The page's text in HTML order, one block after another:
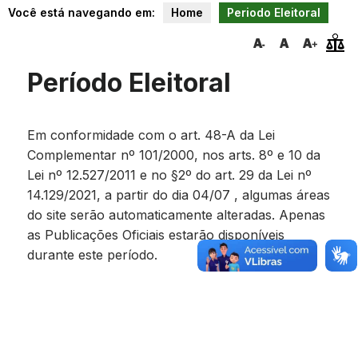
Você está navegando em: Home Periodo Eleitoral
Período Eleitoral
Em conformidade com o art. 48-A da Lei
Complementar nº 101/2000, nos arts. 8º e 10 da
Lei nº 12.527/2011 e no §2º do art. 29 da Lei nº
14.129/2021, a partir do dia 04/07 , algumas áreas
do site serão automaticamente alteradas. Apenas
as Publicações Oficiais estarão disponíveis
durante este período.